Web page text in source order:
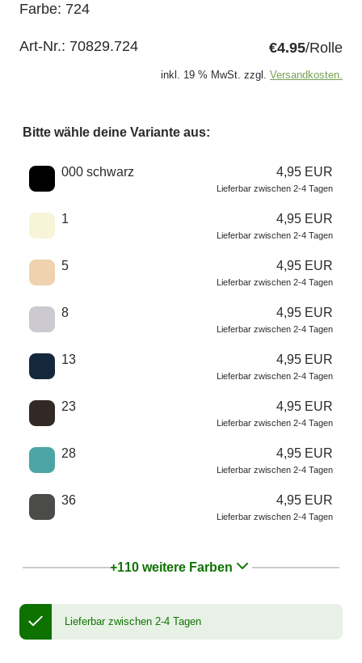
Farbe: 724
Art-Nr.: 70829.724 €4.95/Rolle
inkl. 19 % MwSt. zzgl. Versandkosten.
Bitte wähle deine Variante aus:
Wähle eine Farbe
000 schwarz 4,95 EUR
Lieferbar zwischen 2-4 Tagen
1 4,95 EUR
Lieferbar zwischen 2-4 Tagen
5 4,95 EUR
Lieferbar zwischen 2-4 Tagen
8 4,95 EUR
Lieferbar zwischen 2-4 Tagen
13 4,95 EUR
Lieferbar zwischen 2-4 Tagen
23 4,95 EUR
Lieferbar zwischen 2-4 Tagen
28 4,95 EUR
Lieferbar zwischen 2-4 Tagen
36 4,95 EUR
Lieferbar zwischen 2-4 Tagen
+110 weitere Farben
Lieferbar zwischen 2-4 Tagen